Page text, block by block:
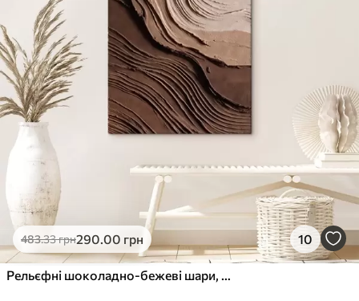
483.33грн290.00 грн 10
Рельєфні шоколадно-бежеві шари, фактурна паста